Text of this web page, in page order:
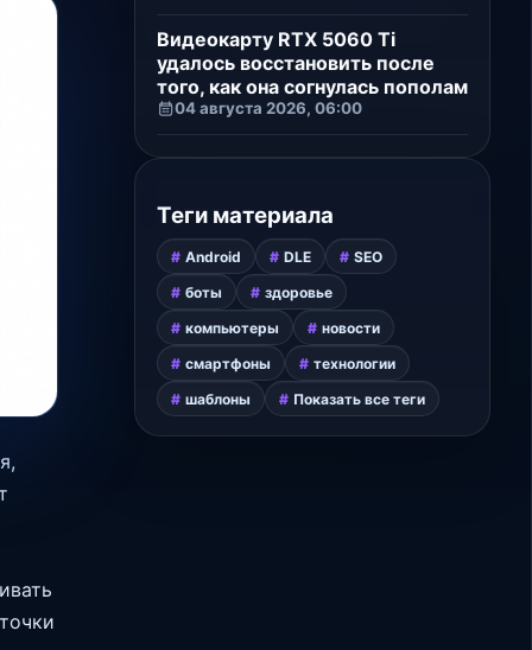
Видеокарту RTX 5060 Ti
удалось восстановить после
того, как она согнулась пополам
04 августа 2026, 06:00
Теги материала
Android DLE
SEO
боты
здоровье
компьютеры
новости
смартфоны
технологии
шаблоны
Показать все теги